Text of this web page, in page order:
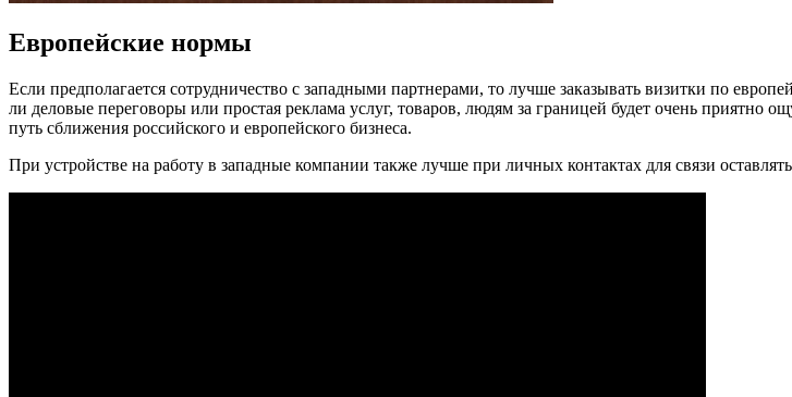
Европейские нормы
Если предполагается сотрудничество с западными партнерами, то лучше заказывать визитки по
ли деловые переговоры или простая реклама услуг, товаров, людям за границей будет очень
путь сближения российского и европейского бизнеса.
При устройстве на работу в западные компании также лучше при личных контактах для связи